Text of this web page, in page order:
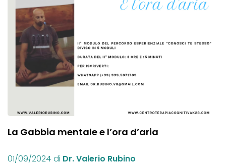
La Gabbia mentale e l’ora d’aria
01/09/2024 di Dr. Valerio Rubino